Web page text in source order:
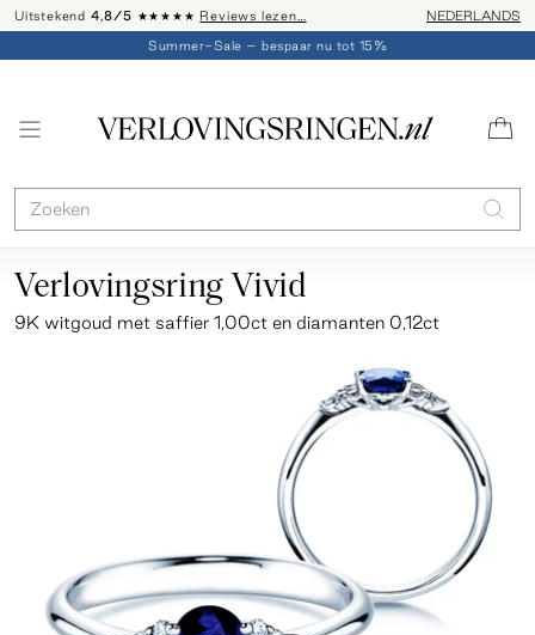
Uitstekend 4,8/5 ★★★★★ Reviews lezen… Advies: 020 -
NEDERLANDS
Summer-Sale – bespaar nu tot 15%
Verlovingsring Vivid
9K witgoud met saffier 1,00ct en diamanten 0,12ct